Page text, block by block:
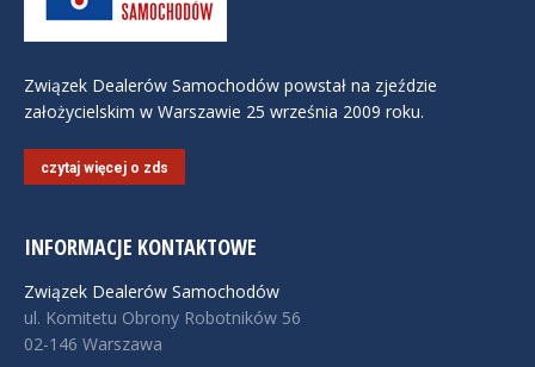
Związek Dealerów Samochodów powstał na zjeździe
założycielskim w Warszawie 25 września 2009 roku.
czytaj więcej o zds
INFORMACJE KONTAKTOWE
Związek Dealerów Samochodów
ul. Komitetu Obrony Robotników 56
02-146 Warszawa